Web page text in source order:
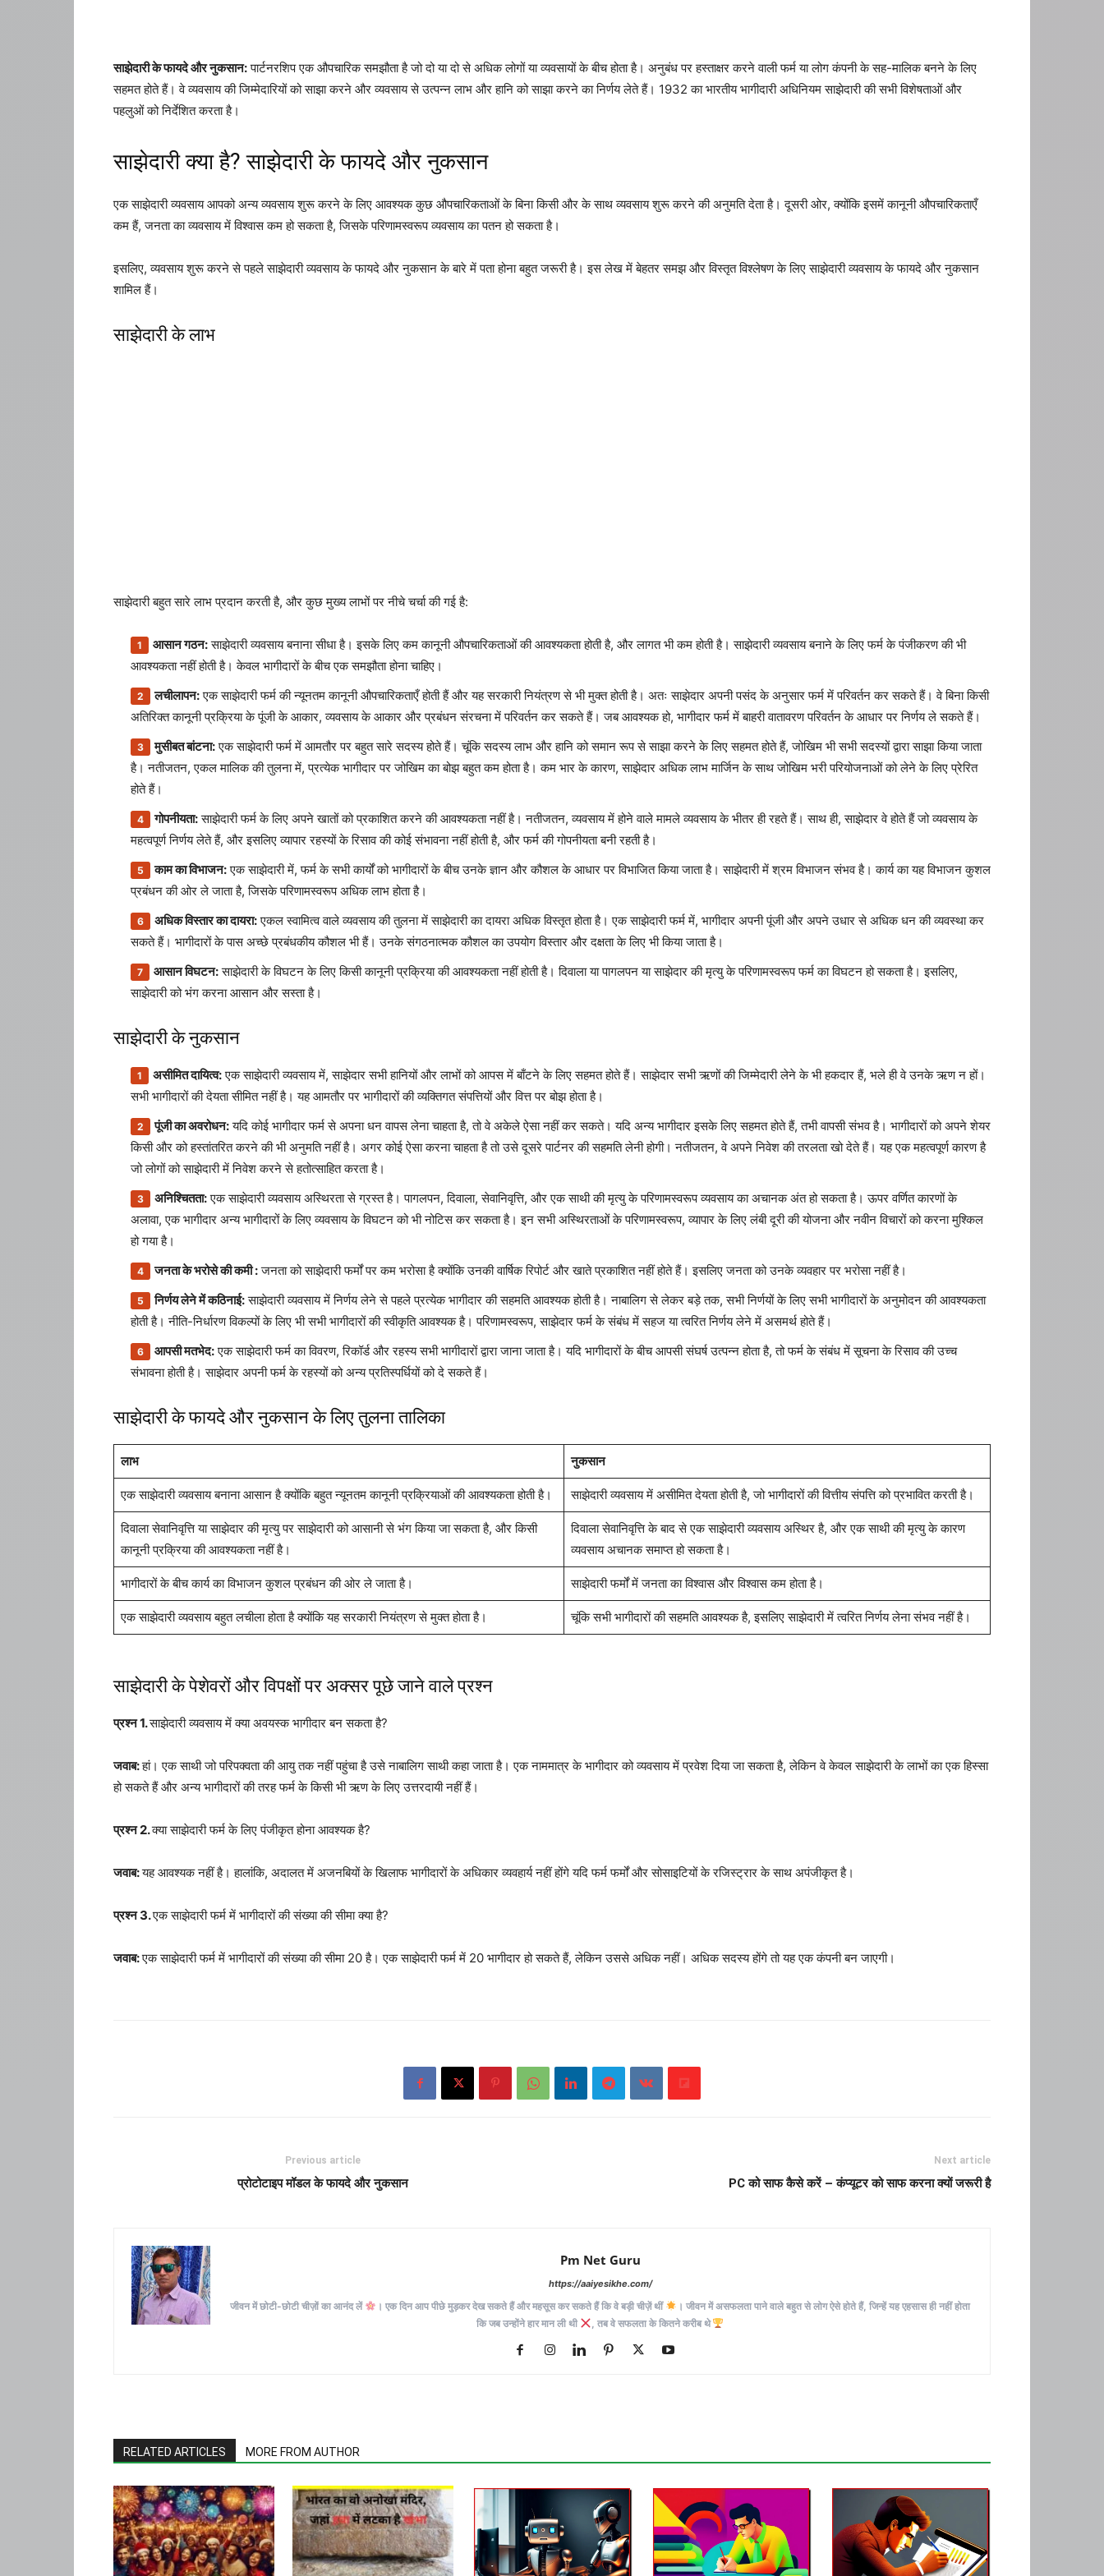
साझेदारी के फायदे और नुकसान:पार्टनरशिप एक औपचारिक समझौता है जो दो या दो से अधिक लोगों या व्यवसायों के बीच होता है। अनुबंध पर हस्ताक्षर करने वाली फर्म या लोग कंपनी के सह-मालिक बनने के लिए
सहमत होते हैं। वे व्यवसाय की जिम्मेदारियों को साझा करने और व्यवसाय से उत्पन्न लाभ और हानि को साझा करने का निर्णय लेते हैं। 1932 का भारतीय भागीदारी अधिनियम साझेदारी की सभी विशेषताओं और
पहलुओं को निर्देशित करता है।
साझेदारी क्या है? साझेदारी के फायदे और नुकसान
एक साझेदारी व्यवसाय आपको अन्य व्यवसाय शुरू करने के लिए आवश्यक कुछ औपचारिकताओं के बिना किसी और के साथ व्यवसाय शुरू करने की अनुमति देता है। दूसरी ओर, क्योंकि इसमें कानूनी औपचारिकताएँ
कम हैं, जनता का व्यवसाय में विश्वास कम हो सकता है, जिसके परिणामस्वरूप व्यवसाय का पतन हो सकता है।
इसलिए, व्यवसाय शुरू करने से पहले साझेदारी व्यवसाय के फायदे और नुकसान के बारे में पता होना बहुत जरूरी है। इस लेख में बेहतर समझ और विस्तृत विश्लेषण के लिए साझेदारी व्यवसाय के फायदे और नुकसान
शामिल हैं।
साझेदारी के लाभ
साझेदारी बहुत सारे लाभ प्रदान करती है, और कुछ मुख्य लाभों पर नीचे चर्चा की गई है:
आसान गठन:साझेदारी व्यवसाय बनाना सीधा है। इसके लिए कम कानूनी औपचारिकताओं की आवश्यकता होती है, और लागत भी कम होती है। साझेदारी व्यवसाय बनाने के लिए फर्म के पंजीकरण की भी
आवश्यकता नहीं होती है। केवल भागीदारों के बीच एक समझौता होना चाहिए।
लचीलापन:एक साझेदारी फर्म की न्यूनतम कानूनी औपचारिकताएँ होती हैं और यह सरकारी नियंत्रण से भी मुक्त होती है। अतः साझेदार अपनी पसंद के अनुसार फर्म में परिवर्तन कर सकते हैं। वे बिना किसी
अतिरिक्त कानूनी प्रक्रिया के पूंजी के आकार, व्यवसाय के आकार और प्रबंधन संरचना में परिवर्तन कर सकते हैं। जब आवश्यक हो, भागीदार फर्म में बाहरी वातावरण परिवर्तन के आधार पर निर्णय ले सकते हैं।
मुसीबत बांटना:एक साझेदारी फर्म में आमतौर पर बहुत सारे सदस्य होते हैं। चूंकि सदस्य लाभ और हानि को समान रूप से साझा करने के लिए सहमत होते हैं, जोखिम भी सभी सदस्यों द्वारा साझा किया जाता
है। नतीजतन, एकल मालिक की तुलना में, प्रत्येक भागीदार पर जोखिम का बोझ बहुत कम होता है। कम भार के कारण, साझेदार अधिक लाभ मार्जिन के साथ जोखिम भरी परियोजनाओं को लेने के लिए प्रेरित
होते हैं।
गोपनीयता:साझेदारी फर्म के लिए अपने खातों को प्रकाशित करने की आवश्यकता नहीं है। नतीजतन, व्यवसाय में होने वाले मामले व्यवसाय के भीतर ही रहते हैं। साथ ही, साझेदार वे होते हैं जो व्यवसाय के
महत्वपूर्ण निर्णय लेते हैं, और इसलिए व्यापार रहस्यों के रिसाव की कोई संभावना नहीं होती है, और फर्म की गोपनीयता बनी रहती है।
काम का विभाजन:एक साझेदारी में, फर्म के सभी कार्यों को भागीदारों के बीच उनके ज्ञान और कौशल के आधार पर विभाजित किया जाता है। साझेदारी में श्रम विभाजन संभव है। कार्य का यह विभाजन कुशल
प्रबंधन की ओर ले जाता है, जिसके परिणामस्वरूप अधिक लाभ होता है।
अधिक विस्तार का दायरा:एकल स्वामित्व वाले व्यवसाय की तुलना में साझेदारी का दायरा अधिक विस्तृत होता है। एक साझेदारी फर्म में, भागीदार अपनी पूंजी और अपने उधार से अधिक धन की व्यवस्था कर
सकते हैं। भागीदारों के पास अच्छे प्रबंधकीय कौशल भी हैं। उनके संगठनात्मक कौशल का उपयोग विस्तार और दक्षता के लिए भी किया जाता है।
आसान विघटन:साझेदारी के विघटन के लिए किसी कानूनी प्रक्रिया की आवश्यकता नहीं होती है। दिवाला या पागलपन या साझेदार की मृत्यु के परिणामस्वरूप फर्म का विघटन हो सकता है। इसलिए,
साझेदारी को भंग करना आसान और सस्ता है।
साझेदारी के नुकसान
असीमित दायित्व:एक साझेदारी व्यवसाय में, साझेदार सभी हानियों और लाभों को आपस में बाँटने के लिए सहमत होते हैं। साझेदार सभी ऋणों की जिम्मेदारी लेने के भी हकदार हैं, भले ही वे उनके ऋण न हों।
सभी भागीदारों की देयता सीमित नहीं है। यह आमतौर पर भागीदारों की व्यक्तिगत संपत्तियों और वित्त पर बोझ होता है।
पूंजी का अवरोधन:यदि कोई भागीदार फर्म से अपना धन वापस लेना चाहता है, तो वे अकेले ऐसा नहीं कर सकते। यदि अन्य भागीदार इसके लिए सहमत होते हैं, तभी वापसी संभव है। भागीदारों को अपने शेयर
किसी और को हस्तांतरित करने की भी अनुमति नहीं है। अगर कोई ऐसा करना चाहता है तो उसे दूसरे पार्टनर की सहमति लेनी होगी। नतीजतन, वे अपने निवेश की तरलता खो देते हैं। यह एक महत्वपूर्ण कारण है
जो लोगों को साझेदारी में निवेश करने से हतोत्साहित करता है।
अनिश्चितता:एक साझेदारी व्यवसाय अस्थिरता से ग्रस्त है। पागलपन, दिवाला, सेवानिवृत्ति, और एक साथी की मृत्यु के परिणामस्वरूप व्यवसाय का अचानक अंत हो सकता है। ऊपर वर्णित कारणों के
अलावा, एक भागीदार अन्य भागीदारों के लिए व्यवसाय के विघटन को भी नोटिस कर सकता है। इन सभी अस्थिरताओं के परिणामस्वरूप, व्यापार के लिए लंबी दूरी की योजना और नवीन विचारों को करना मुश्किल
हो गया है।
जनता के भरोसे की कमी :जनता को साझेदारी फर्मों पर कम भरोसा है क्योंकि उनकी वार्षिक रिपोर्ट और खाते प्रकाशित नहीं होते हैं। इसलिए जनता को उनके व्यवहार पर भरोसा नहीं है।
निर्णय लेने में कठिनाई:साझेदारी व्यवसाय में निर्णय लेने से पहले प्रत्येक भागीदार की सहमति आवश्यक होती है। नाबालिग से लेकर बड़े तक, सभी निर्णयों के लिए सभी भागीदारों के अनुमोदन की आवश्यकता
होती है। नीति-निर्धारण विकल्पों के लिए भी सभी भागीदारों की स्वीकृति आवश्यक है। परिणामस्वरूप, साझेदार फर्म के संबंध में सहज या त्वरित निर्णय लेने में असमर्थ होते हैं।
आपसी मतभेद:एक साझेदारी फर्म का विवरण, रिकॉर्ड और रहस्य सभी भागीदारों द्वारा जाना जाता है। यदि भागीदारों के बीच आपसी संघर्ष उत्पन्न होता है, तो फर्म के संबंध में सूचना के रिसाव की उच्च
संभावना होती है। साझेदार अपनी फर्म के रहस्यों को अन्य प्रतिस्पर्धियों को दे सकते हैं।
साझेदारी के फायदे और नुकसान के लिए तुलना तालिका
लाभ नुकसान
एक साझेदारी व्यवसाय बनाना आसान है क्योंकि बहुत न्यूनतम कानूनी प्रक्रियाओं की आवश्यकता होती है। साझेदारी व्यवसाय में असीमित देयता होती है, जो भागीदारों की वित्तीय संपत्ति को प्रभावित करती है।
दिवाला सेवानिवृत्ति या साझेदार की मृत्यु पर साझेदारी को आसानी से भंग किया जा सकता है, और किसी
कानूनी प्रक्रिया की आवश्यकता नहीं है।
दिवाला सेवानिवृत्ति के बाद से एक साझेदारी व्यवसाय अस्थिर है, और एक साथी की मृत्यु के कारण
व्यवसाय अचानक समाप्त हो सकता है।
भागीदारों के बीच कार्य का विभाजन कुशल प्रबंधन की ओर ले जाता है। साझेदारी फर्मों में जनता का विश्वास और विश्वास कम होता है।
एक साझेदारी व्यवसाय बहुत लचीला होता है क्योंकि यह सरकारी नियंत्रण से मुक्त होता है। चूंकि सभी भागीदारों की सहमति आवश्यक है, इसलिए साझेदारी में त्वरित निर्णय लेना संभव नहीं है।
साझेदारी के पेशेवरों और विपक्षों पर अक्सर पूछे जाने वाले प्रश्न
प्रश्न 1.साझेदारी व्यवसाय में क्या अवयस्क भागीदार बन सकता है?
जवाब:हां। एक साथी जो परिपक्वता की आयु तक नहीं पहुंचा है उसे नाबालिग साथी कहा जाता है। एक नाममात्र के भागीदार को व्यवसाय में प्रवेश दिया जा सकता है, लेकिन वे केवल साझेदारी के लाभों का एक हिस्सा
हो सकते हैं और अन्य भागीदारों की तरह फर्म के किसी भी ऋण के लिए उत्तरदायी नहीं हैं।
प्रश्न 2.क्या साझेदारी फर्म के लिए पंजीकृत होना आवश्यक है?
जवाब:यह आवश्यक नहीं है। हालांकि, अदालत में अजनबियों के खिलाफ भागीदारों के अधिकार व्यवहार्य नहीं होंगे यदि फर्म फर्मों और सोसाइटियों के रजिस्ट्रार के साथ अपंजीकृत है।
प्रश्न 3.एक साझेदारी फर्म में भागीदारों की संख्या की सीमा क्या है?
जवाब:एक साझेदारी फर्म में भागीदारों की संख्या की सीमा 20 है। एक साझेदारी फर्म में 20 भागीदार हो सकते हैं, लेकिन उससे अधिक नहीं। अधिक सदस्य होंगे तो यह एक कंपनी बन जाएगी।
Previous article
प्रोटोटाइप मॉडल के फायदे और नुकसान
Next article
PC को साफ कैसे करें – कंप्यूटर को साफ करना क्यों जरूरी है
Pm Net Guru
https://aaiyesikhe.com/
जीवन में छोटी-छोटी चीज़ों का आनंद लें । एक दिन आप पीछे मुड़कर देख सकते हैं और महसूस कर सकते हैं कि वे बड़ी चीज़ें थीं
। जीवन में असफलता पाने वाले बहुत से लोग ऐसे होते हैं, जिन्हें यह एहसास ही नहीं होता
कि जब उन्होंने हार मान ली थी
, तब वे सफलता के कितने करीब थे
RELATED ARTICLES MORE FROM AUTHOR